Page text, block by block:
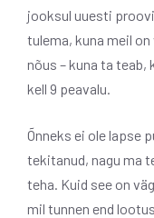
jooksul uuesti
tulema, kuna meil
nõus – kuna ta teab,
kell 9 peavalu.
Õnneks ei ole lapse
tekitanud, nagu ma
teha. Kuid see on
mil tunnen end